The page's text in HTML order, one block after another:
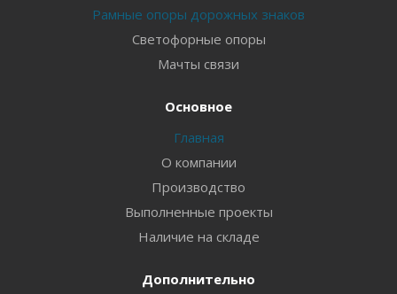
Рамные опоры дорожных знаков
Светофорные опоры
Мачты связи
Основное
Главная
О компании
Производство
Выполненные проекты
Наличие на складе
Дополнительно